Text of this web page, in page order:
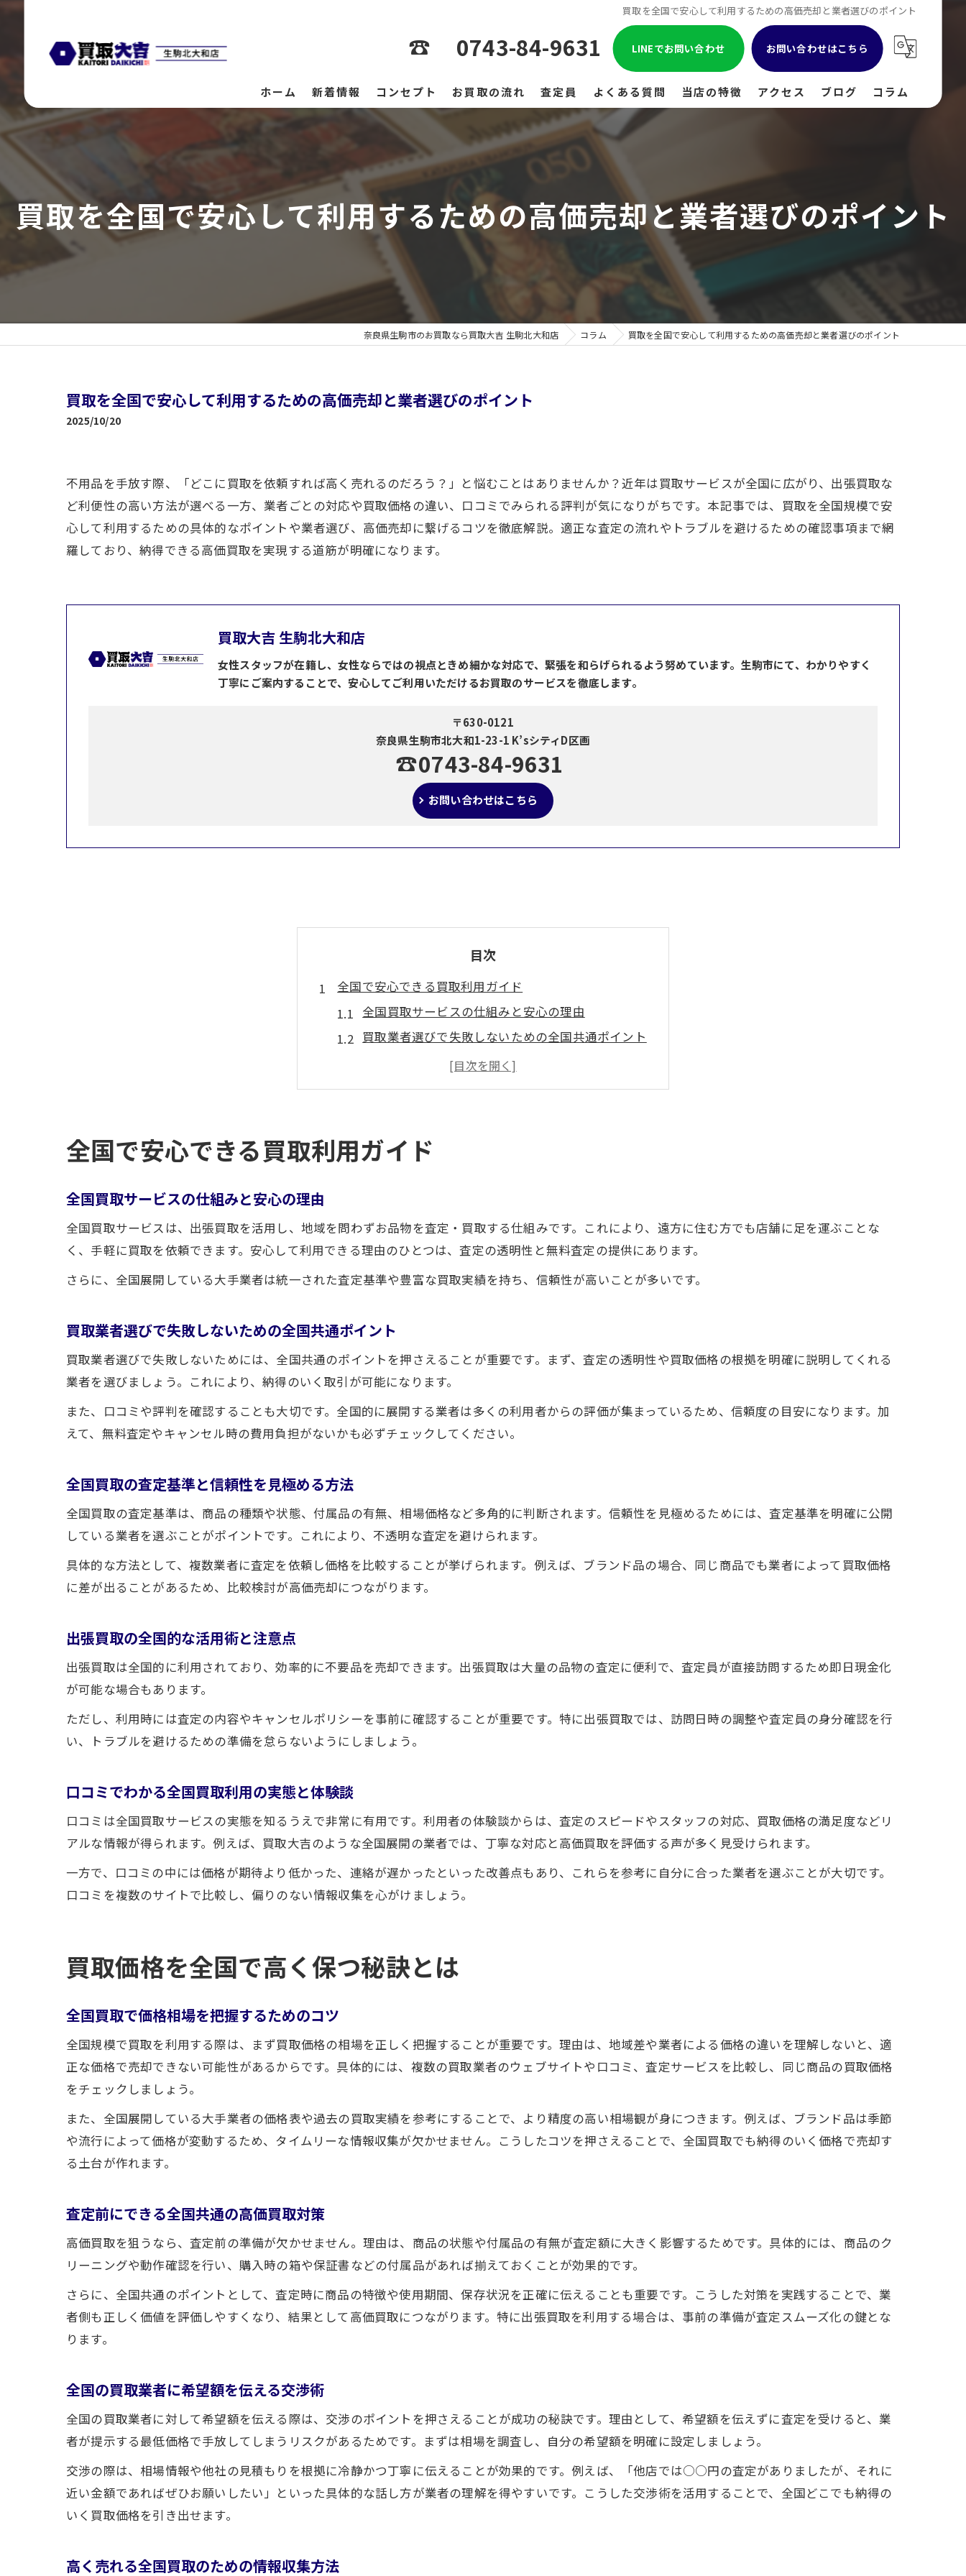
買取を全国で安心して利用するための高価売却と業者選びのポイント
0743-84-9631 LINEでお問い合わせ お問い合わせはこちら
ホーム 新着情報 コンセプト お買取の流れ 査定員 よくある質問 当店の特徴
ブランド
出張
アクセス ブログ コラム
買取を全国で安心して利用するための高価売却と業者選びのポイント
奈良県生駒市のお買取なら買取大吉 生駒北大和店 コラム 買取を全国で安心して利用するための高価売却と業者選びのポイント
買取を全国で安心して利用するための高価売却と業者選びのポイント
2025/10/20
不用品を手放す際、「どこに買取を依頼すれば高く売れるのだろう？」と悩むことはありませんか？近年は買取サービスが全国に広がり、出張買取な
ど利便性の高い方法が選べる一方、業者ごとの対応や買取価格の違い、口コミでみられる評判が気になりがちです。本記事では、買取を全国規模で安
心して利用するための具体的なポイントや業者選び、高価売却に繋げるコツを徹底解説。適正な査定の流れやトラブルを避けるための確認事項まで網
羅しており、納得できる高価買取を実現する道筋が明確になります。
買取大吉 生駒北大和店
女性スタッフが在籍し、女性ならではの視点ときめ細かな対応で、緊張を和らげられるよう努めています。生駒市にて、わかりやすく
丁寧にご案内することで、安心してご利用いただけるお買取のサービスを徹底します。
〒630-0121
奈良県生駒市北大和1-23-1 K’sシティD区画
0743-84-9631
お問い合わせはこちら
目次
全国で安心できる買取利用ガイド
全国買取サービスの仕組みと安心の理由
買取業者選びで失敗しないための全国共通ポイント
全国買取の査定基準と信頼性を見極める方法
出張買取の全国的な活用術と注意点
買取価格を全国で高く保つ秘訣とは
全国買取で価格相場を把握するためのコツ
高く売れる全国買取のための情報収集方法
納得の買取査定を全国で受けるには
査定基準を全国で統一して確認する方法
買取査定の際に全国で気を付けたい点
全国買取で査定額に納得するための工夫
不用品を賢く売る全国買取の流れ
全国買取で不用品売却の手順を徹底解説
複数不用品を全国でまとめて高価買取依頼
出張で楽々全国買取サービス体験
全国買取で自宅にいながら査定を受けるコツ
出張買取全国対応のメリットと注意点
高価売却を目指す全国の買取戦略
買取全国で査定額アップを狙うための商品管理
全国買取を活用した高価売却の交渉テクニック
全国で安心できる買取利用ガイド
全国買取サービスの仕組みと安心の理由
全国買取サービスは、出張買取を活用し、地域を問わずお品物を査定・買取する仕組みです。これにより、遠方に住む方でも店舗に足を運ぶことな
く、手軽に買取を依頼できます。安心して利用できる理由のひとつは、査定の透明性と無料査定の提供にあります。
さらに、全国展開している大手業者は統一された査定基準や豊富な買取実績を持ち、信頼性が高いことが多いです。
買取業者選びで失敗しないための全国共通ポイント
買取業者選びで失敗しないためには、全国共通のポイントを押さえることが重要です。まず、査定の透明性や買取価格の根拠を明確に説明してくれる
業者を選びましょう。これにより、納得のいく取引が可能になります。
また、口コミや評判を確認することも大切です。全国的に展開する業者は多くの利用者からの評価が集まっているため、信頼度の目安になります。加
えて、無料査定やキャンセル時の費用負担がないかも必ずチェックしてください。
全国買取の査定基準と信頼性を見極める方法
全国買取の査定基準は、商品の種類や状態、付属品の有無、相場価格など多角的に判断されます。信頼性を見極めるためには、査定基準を明確に公開
している業者を選ぶことがポイントです。これにより、不透明な査定を避けられます。
具体的な方法として、複数業者に査定を依頼し価格を比較することが挙げられます。例えば、ブランド品の場合、同じ商品でも業者によって買取価格
に差が出ることがあるため、比較検討が高価売却につながります。
出張買取の全国的な活用術と注意点
出張買取は全国的に利用されており、効率的に不要品を売却できます。出張買取は大量の品物の査定に便利で、査定員が直接訪問するため即日現金化
が可能な場合もあります。
ただし、利用時には査定の内容やキャンセルポリシーを事前に確認することが重要です。特に出張買取では、訪問日時の調整や査定員の身分確認を行
い、トラブルを避けるための準備を怠らないようにしましょう。
口コミでわかる全国買取利用の実態と体験談
口コミは全国買取サービスの実態を知るうえで非常に有用です。利用者の体験談からは、査定のスピードやスタッフの対応、買取価格の満足度などリ
アルな情報が得られます。例えば、買取大吉のような全国展開の業者では、丁寧な対応と高価買取を評価する声が多く見受けられます。
一方で、口コミの中には価格が期待より低かった、連絡が遅かったといった改善点もあり、これらを参考に自分に合った業者を選ぶことが大切です。
口コミを複数のサイトで比較し、偏りのない情報収集を心がけましょう。
買取価格を全国で高く保つ秘訣とは
全国買取で価格相場を把握するためのコツ
全国規模で買取を利用する際は、まず買取価格の相場を正しく把握することが重要です。理由は、地域差や業者による価格の違いを理解しないと、適
正な価格で売却できない可能性があるからです。具体的には、複数の買取業者のウェブサイトや口コミ、査定サービスを比較し、同じ商品の買取価格
をチェックしましょう。
また、全国展開している大手業者の価格表や過去の買取実績を参考にすることで、より精度の高い相場観が身につきます。例えば、ブランド品は季節
や流行によって価格が変動するため、タイムリーな情報収集が欠かせません。こうしたコツを押さえることで、全国買取でも納得のいく価格で売却す
る土台が作れます。
査定前にできる全国共通の高価買取対策
高価買取を狙うなら、査定前の準備が欠かせません。理由は、商品の状態や付属品の有無が査定額に大きく影響するためです。具体的には、商品のク
リーニングや動作確認を行い、購入時の箱や保証書などの付属品があれば揃えておくことが効果的です。
さらに、全国共通のポイントとして、査定時に商品の特徴や使用期間、保存状況を正確に伝えることも重要です。こうした対策を実践することで、業
者側も正しく価値を評価しやすくなり、結果として高価買取につながります。特に出張買取を利用する場合は、事前の準備が査定スムーズ化の鍵とな
ります。
全国の買取業者に希望額を伝える交渉術
全国の買取業者に対して希望額を伝える際は、交渉のポイントを押さえることが成功の秘訣です。理由として、希望額を伝えずに査定を受けると、業
者が提示する最低価格で手放してしまうリスクがあるためです。まずは相場を調査し、自分の希望額を明確に設定しましょう。
交渉の際は、相場情報や他社の見積もりを根拠に冷静かつ丁寧に伝えることが効果的です。例えば、「他店では○○円の査定がありましたが、それに
近い金額であればぜひお願いしたい」といった具体的な話し方が業者の理解を得やすいです。こうした交渉術を活用することで、全国どこでも納得の
いく買取価格を引き出せます。
高く売れる全国買取のための情報収集方法